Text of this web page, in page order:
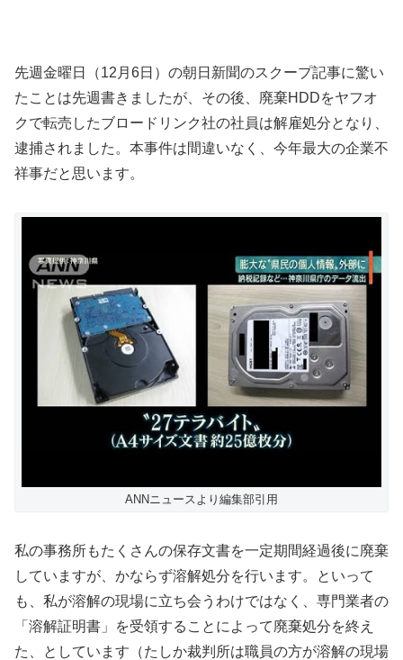
先週金曜日（12月6日）の朝日新聞のスクープ記事に驚い
たことは先週書きましたが、その後、廃棄HDDをヤフオ
クで転売したブロードリンク社の社員は解雇処分となり、
逮捕されました。本事件は間違いなく、今年最大の企業不
祥事だと思います。
ANNニュースより編集部引用
私の事務所もたくさんの保存文書を一定期間経過後に廃棄
していますが、かならず溶解処分を行います。といって
も、私が溶解の現場に立ち会うわけではなく、専門業者の
「溶解証明書」を受領することによって廃棄処分を終え
た、としています（たしか裁判所は職員の方が溶解の現場